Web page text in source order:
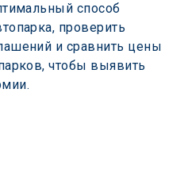
способ
проверить
и сравнить цены
чтобы выявить